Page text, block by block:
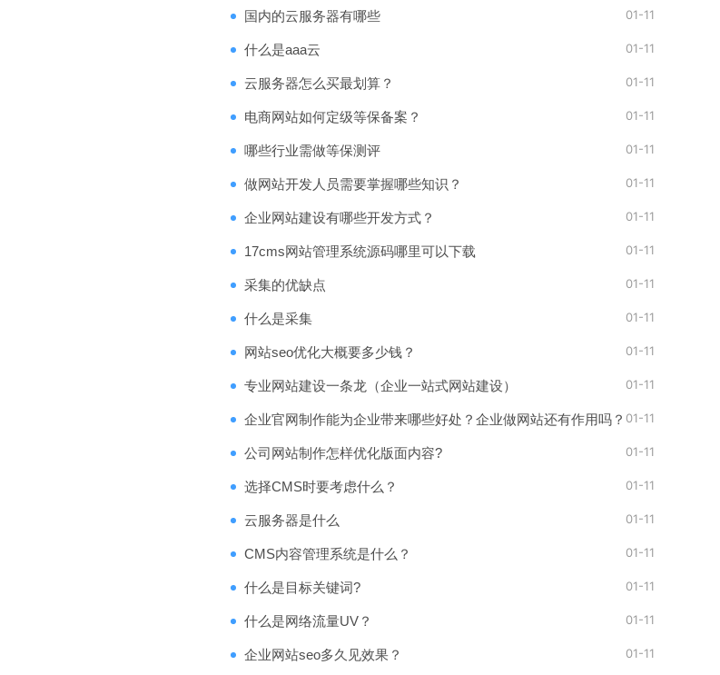
国内的云服务器有哪些 01-11
什么是aaa云 01-11
云服务器怎么买最划算？ 01-11
电商网站如何定级等保备案？ 01-11
哪些行业需做等保测评 01-11
做网站开发人员需要掌握哪些知识？ 01-11
企业网站建设有哪些开发方式？ 01-11
17cms网站管理系统源码哪里可以下载 01-11
采集的优缺点 01-11
什么是采集 01-11
网站seo优化大概要多少钱？ 01-11
专业网站建设一条龙（企业一站式网站建设） 01-11
企业官网制作能为企业带来哪些好处？企业做网站还有作用吗？ 01-11
公司网站制作怎样优化版面内容? 01-11
选择CMS时要考虑什么？ 01-11
云服务器是什么 01-11
CMS内容管理系统是什么？ 01-11
什么是目标关键词? 01-11
什么是网络流量UV？ 01-11
企业网站seo多久见效果？ 01-11